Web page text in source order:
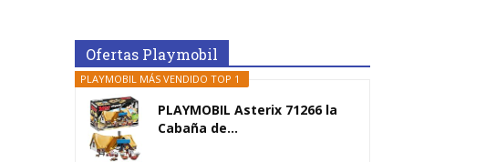
Ofertas Playmobil
PLAYMOBIL MÁS VENDIDO TOP 1
PLAYMOBIL Asterix 71266 la
Cabaña de...